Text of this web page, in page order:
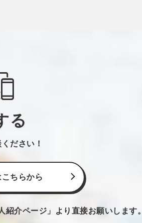
る
ださい！
ちらから
紹介ページ」より直接お願いします。